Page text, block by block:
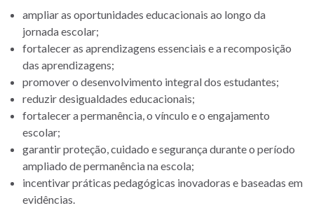
ampliar as oportunidades educacionais ao longo da
jornada escolar;
fortalecer as aprendizagens essenciais e a recomposição
das aprendizagens;
promover o desenvolvimento integral dos estudantes;
reduzir desigualdades educacionais;
fortalecer a permanência, o vínculo e o engajamento
escolar;
garantir proteção, cuidado e segurança durante o período
ampliado de permanência na escola;
incentivar práticas pedagógicas inovadoras e baseadas em
evidências.